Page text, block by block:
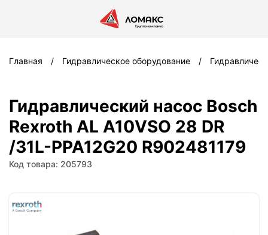
Главная Гидравлическое оборудование
Гидравлический насос Bosch
Rexroth AL A10VSO 28 DR
/31L-PPA12G20 R902481179
Код товара: 205793